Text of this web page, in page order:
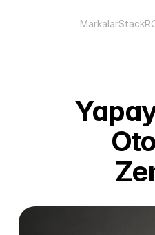
MarkalarStack